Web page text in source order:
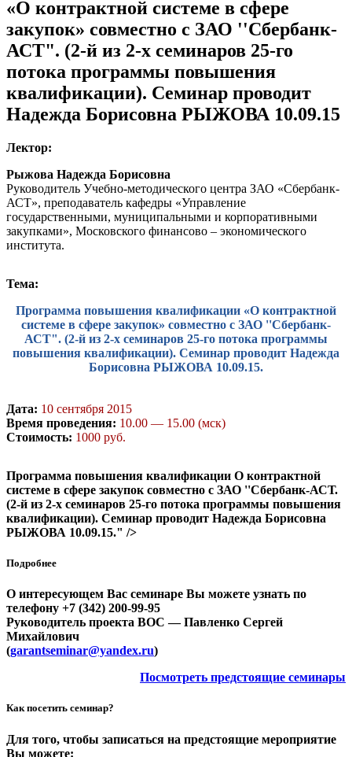
«О контрактной системе в сфере
закупок» совместно с ЗАО ''Сбербанк-
АСТ". (2-й из 2-х семинаров 25-го
потока программы повышения
квалификации). Семинар проводит
Надежда Борисовна РЫЖОВА 10.09.15
Лектор:
Рыжова Надежда Борисовна
Руководитель Учебно-методического центра ЗАО «Сбербанк-
АСТ», преподаватель кафедры «Управление
государственными, муниципальными и корпоративными
закупками», Московского финансово – экономического
института.
Тема:
Программа повышения квалификации «О контрактной
системе в сфере закупок» совместно с ЗАО ''Сбербанк-
АСТ". (2-й из 2-х семинаров 25-го потока программы
повышения квалификации). Семинар проводит Надежда
Борисовна РЫЖОВА 10.09.15.
Дата: 10 сентября 2015
Время проведения: 10.00 — 15.00 (мск)
Стоимость: 1000 руб.
Программа повышения квалификации О контрактной
системе в сфере закупок совместно с ЗАО ''Сбербанк-АСТ.
(2-й из 2-х семинаров 25-го потока программы повышения
квалификации). Семинар проводит Надежда Борисовна
РЫЖОВА 10.09.15." />
Подробнее
О интересующем Вас семинаре Вы можете узнать по
телефону +7 (342) 200-99-95
Руководитель проекта ВОС —Павленко Сергей
Михайлович
(garantseminar@yandex.ru)
Посмотреть предстоящие семинары
Как посетить семинар?
Для того, чтобы записаться на предстоящие мероприятие
Вы можете: